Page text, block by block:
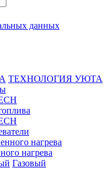
данных
ТЕХНОЛОГИЯ УЮТА
нагрева
Газовый